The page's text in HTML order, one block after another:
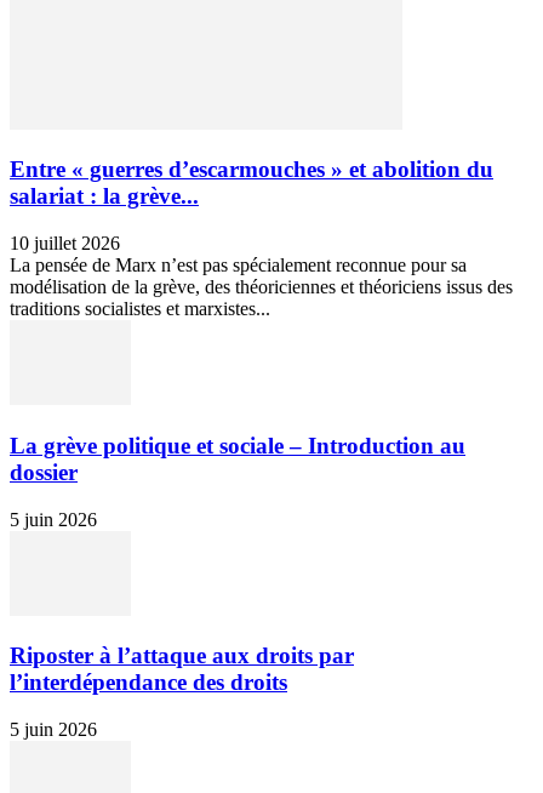
Entre « guerres d’escarmouches » et abolition du
salariat : la grève...
10 juillet 2026
La pensée de Marx n’est pas spécialement reconnue pour sa
modélisation de la grève, des théoriciennes et théoriciens issus des
traditions socialistes et marxistes...
La grève politique et sociale – Introduction au
dossier
5 juin 2026
Riposter à l’attaque aux droits par
l’interdépendance des droits
5 juin 2026